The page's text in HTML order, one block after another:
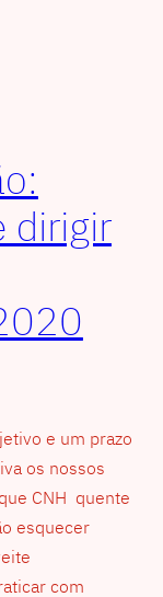
dirigir
e um prazo
os nossos
CNH quente
esquecer
com